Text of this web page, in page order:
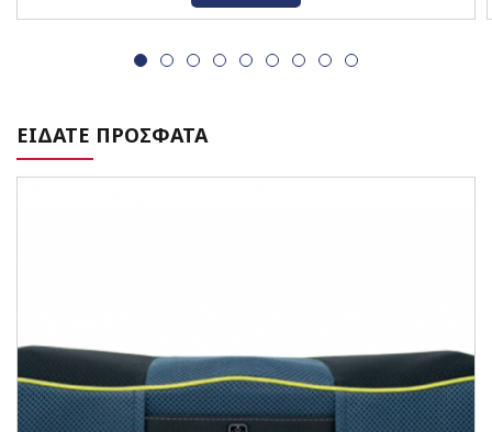
ΕΙΔΑΤΕ ΠΡΟΣΦΑΤΑ